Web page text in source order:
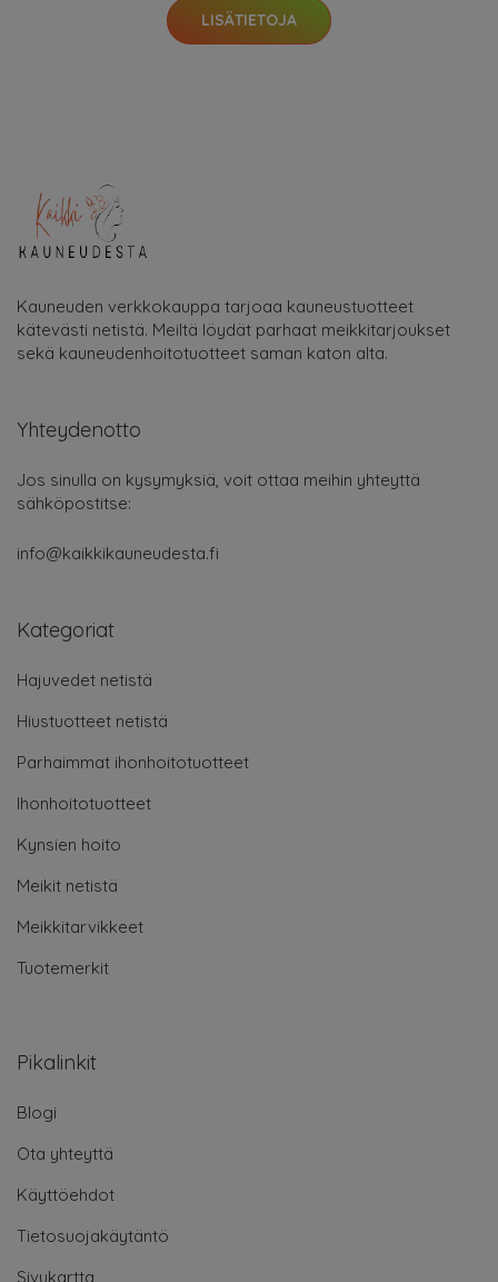
LISÄTIETOJA
Kauneuden verkkokauppa tarjoaa kauneustuotteet
kätevästi netistä. Meiltä löydät parhaat meikkitarjoukset
sekä kauneudenhoitotuotteet saman katon alta.
Yhteydenotto
Jos sinulla on kysymyksiä, voit ottaa meihin yhteyttä
sähköpostitse:
info@kaikkikauneudesta.fi
Kategoriat
Hajuvedet netistä
Hiustuotteet netistä
Parhaimmat ihonhoitotuotteet
Ihonhoitotuotteet
Kynsien hoito
Meikit netistä
Meikkitarvikkeet
Tuotemerkit
Pikalinkit
Blogi
Ota yhteyttä
Käyttöehdot
Tietosuojakäytäntö
Sivukartta